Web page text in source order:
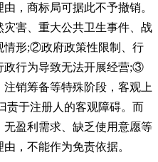
，商标局可据此不予撤销。
害、重大公共卫生事件、战
情形;②政府政策性限制、行
政行为导致无法开展经营;③
销筹备等特殊阶段，客观上
于注册人的客观障碍。而
盈利需求、缺乏使用意愿等
，不能作为免责依据。